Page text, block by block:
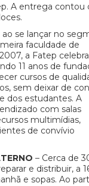
A entrega contou
ao se lançar no
faculdade de
a Fatep
11 anos de
cursos de
sem deixar de
dos estudantes. A
com salas
multimídias,
de convívio
– Cerca de
e distribuir, a
e sopas. Ao